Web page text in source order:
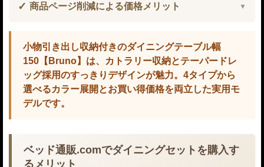
商品ページ削減による価格メリット
小物引き出し収納付きのダイニングテーブル幅
150【Bruno】は、カトラリー収納とテーパードレ
ッグ採用のすっきりデザインが魅力。4タイプから
選べるカラー展開とお買い得価格を両立した実用モ
デルです。
ベッド通販.comでダイニングセットを購入す
るメリット